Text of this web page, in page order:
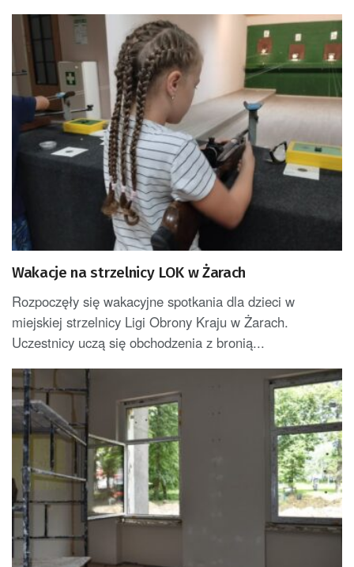
Wakacje na strzelnicy LOK w Żarach
Rozpoczęły się wakacyjne spotkania dla dzieci w
miejskiej strzelnicy Ligi Obrony Kraju w Żarach.
Uczestnicy uczą się obchodzenia z bronią...